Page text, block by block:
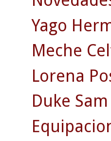
Yago
Meche
Lorena
Duke